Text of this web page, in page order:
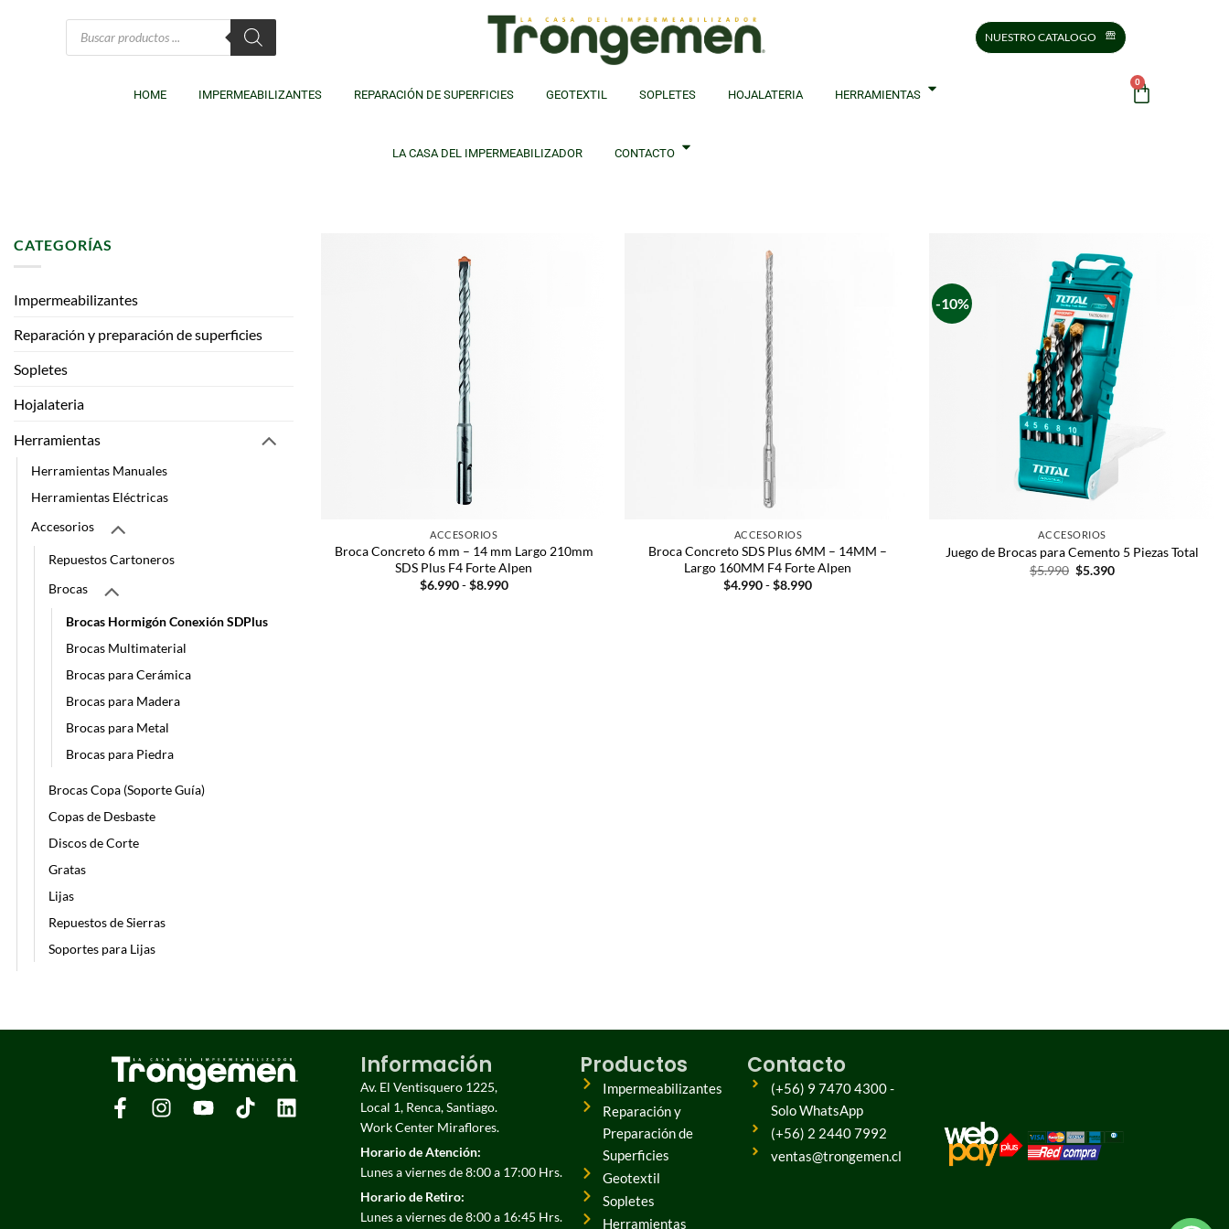
NUESTRO CATALOGO
HOME IMPERMEABILIZANTES REPARACIÓN DE SUPERFICIES GEOTEXTIL SOPLETES HOJALATERIA HERRAMIENTAS
LA CASA DEL IMPERMEABILIZADOR CONTACTO
0
CATEGORÍAS
Impermeabilizantes
Reparación y preparación de superficies
Sopletes
Hojalateria
Herramientas
Herramientas Manuales
Herramientas Eléctricas
Accesorios
Repuestos Cartoneros
Brocas
Brocas Hormigón Conexión SDPlus
Brocas Multimaterial
Brocas para Cerámica
Brocas para Madera
Brocas para Metal
Brocas para Piedra
Brocas Copa (Soporte Guía)
Copas de Desbaste
Discos de Corte
Gratas
Lijas
Repuestos de Sierras
Soportes para Lijas
ACCESORIOS
Broca Concreto 6 mm – 14 mm Largo 210mm
SDS Plus F4 Forte Alpen
$6.990-$8.990
ACCESORIOS
Broca Concreto SDS Plus 6MM – 14MM –
Largo 160MM F4 Forte Alpen
$4.990 - $8.990
-10%
ACCESORIOS
Juego de Brocas para Cemento 5 Piezas Total
$5.990 $5.390
Información
Av. El Ventisquero 1225,
Local 1, Renca, Santiago.
Work Center Miraflores.
Horario de Atención:
Lunes a viernes de 8:00 a 17:00 Hrs.
Horario de Retiro:
Lunes a viernes de 8:00 a 16:45 Hrs.
Productos
Impermeabilizantes
Reparación y
Preparación de
Superficies
Geotextil
Sopletes
Herramientas
Contacto
(+56) 9 7470 4300 -
Solo WhatsApp
(+56) 2 2440 7992
ventas@trongemen.cl